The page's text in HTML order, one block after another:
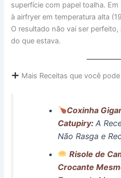
superfície com papel toalha.
à airfryer em temperatura alta
O resultado não vai ser
do que estava.
Mais Receitas que você
Coxinha
Catupiry: A
Não Rasga e
Risole de
Crocante